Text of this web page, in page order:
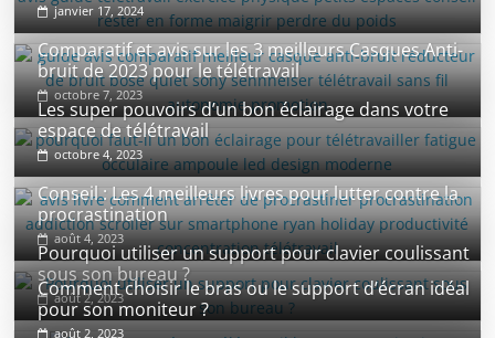
janvier 17, 2024
Comparatif et avis sur les 3 meilleurs Casques Anti-
bruit de 2023 pour le télétravail
octobre 7, 2023
Les super pouvoirs d’un bon éclairage dans votre
espace de télétravail
octobre 4, 2023
Conseil : Les 4 meilleurs livres pour lutter contre la
procrastination
août 4, 2023
Pourquoi utiliser un support pour clavier coulissant
sous son bureau ?
août 2, 2023
Comment choisir le bras ou le support d’écran idéal
pour son moniteur ?
août 2, 2023